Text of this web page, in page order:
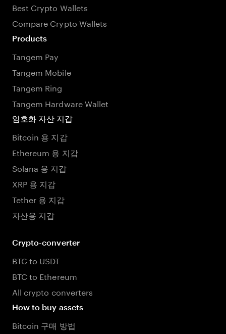
Best Crypto Wallets
Compare Crypto Wallets
Products
Tangem Pay
Tangem Mobile
Tangem Ring
Tangem Hardware Wallet
암호화 자산 지갑
Bitcoin 용 지갑
Ethereum 용 지갑
Solana 용 지갑
XRP 용 지갑
Tether 용 지갑
자산용 지갑
Crypto-converter
BTC to USDT
BTC to Ethereum
All crypto converters
How to buy assets
Bitcoin 구매 방법